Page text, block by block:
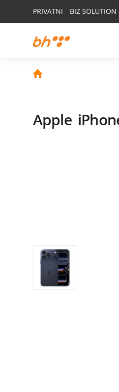
PRIVATNI BIZ SOLUTION
Apple